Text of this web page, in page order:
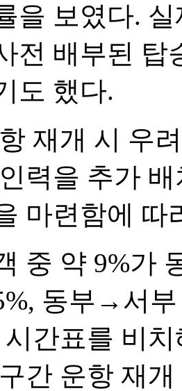
을 보였다.
전 배부된 탑
도 했다.
재개 시 우
력을 추가
마련함에 따
중 약 9%가
동부→서부
간표를 비
간 운항 재